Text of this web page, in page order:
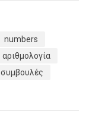
numbers
αριθμολογία
συμβουλές